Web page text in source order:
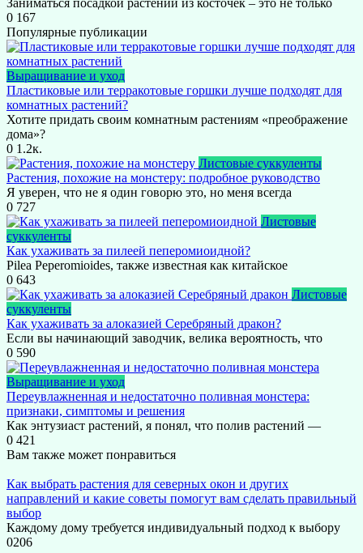
Заниматься посадкой растений из косточек – это не только
0 167
Популярные публикации
Выращивание и уход
Пластиковые или терракотовые горшки лучше подходят для
комнатных растений?
Хотите придать своим комнатным растениям «преображение
дома»?
0 1.2к.
Листовые суккуленты
Растения, похожие на монстеру: подробное руководство
Я уверен, что не я один говорю это, но меня всегда
0 727
Листовые
суккуленты
Как ухаживать за пилеей пеперомиоидной?
Pilea Peperomioides, также известная как китайское
0 643
Листовые
суккуленты
Как ухаживать за алоказией Серебряный дракон?
Если вы начинающий заводчик, велика вероятность, что
0 590
Выращивание и уход
Переувлажненная и недостаточно поливная монстера:
признаки, симптомы и решения
Как энтузиаст растений, я понял, что полив растений —
0 421
Вам также может понравиться
Как выбрать растения для северных окон и других
направлений и какие советы помогут вам сделать правильный
выбор
Каждому дому требуется индивидуальный подход к выбору
0206